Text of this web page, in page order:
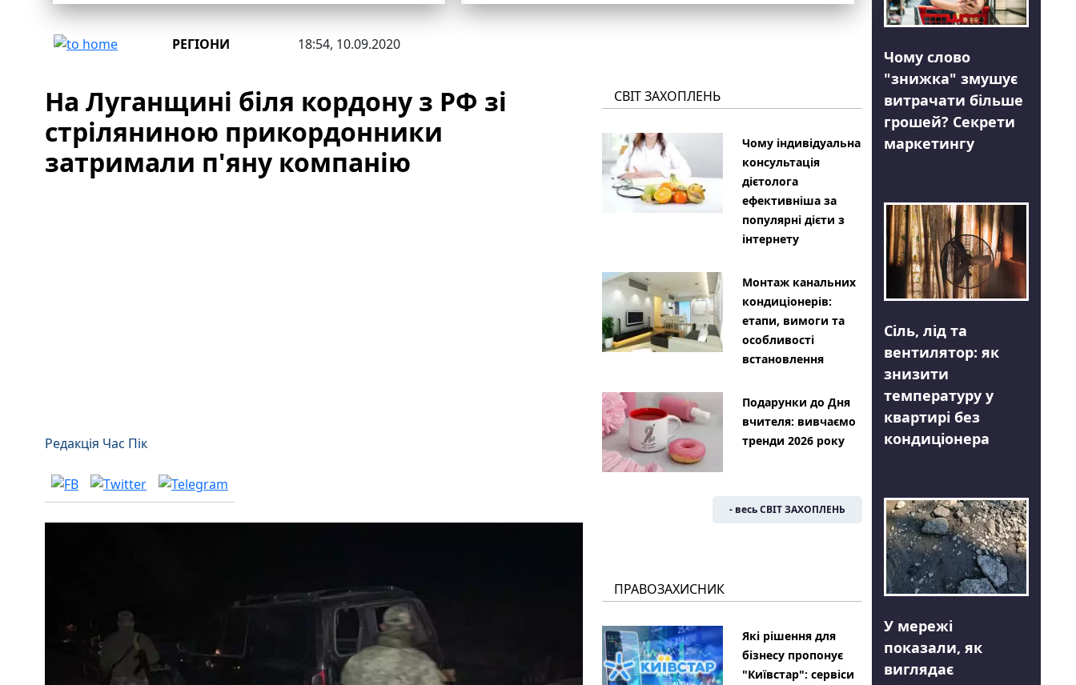
РЕГІОНИ 18:54, 10.09.2020
На Луганщині біля кордону з РФ зі
стріляниною прикордонники
затримали п'яну компанію
Редакція Час Пік
СВІТ ЗАХОПЛЕНЬ
Чому індивідуальна
консультація
дієтолога
ефективніша за
популярні дієти з
інтернету
Монтаж канальних
кондиціонерів:
етапи, вимоги та
особливості
встановлення
Подарунки до Дня
вчителя: вивчаємо
тренди 2026 року
- весь СВІТ ЗАХОПЛЕНЬ
ПРАВОЗАХИСНИК
Які рішення для
бізнесу пропонує
"Київстар": сервіси
Чому слово
"знижка" змушує
витрачати більше
грошей? Секрети
маркетингу
Сіль, лід та
вентилятор: як
знизити
температуру у
квартирі без
кондиціонера
У мережі
показали, як
виглядає